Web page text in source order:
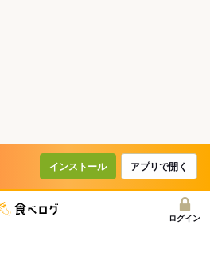
インストール アプリで開く
ログイン